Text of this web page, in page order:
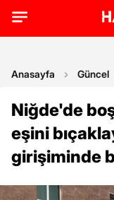
Anasayfa Güncel
Niğde'de
eşini
girişiminde